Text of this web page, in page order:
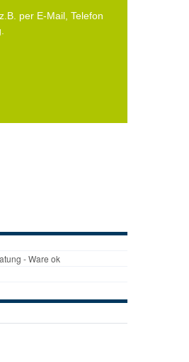
per E-Mail, Telefon